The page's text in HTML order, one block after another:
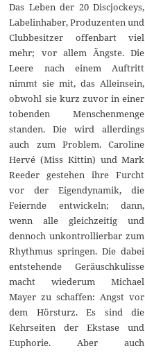
Das Leben der 20 Discjockeys,
Labelinhaber, Produzenten und
Clubbesitzer offenbart viel
mehr; vor allem Ängste. Die
Leere nach einem Auftritt
nimmt sie mit, das Alleinsein,
obwohl sie kurz zuvor in einer
tobenden Menschenmenge
standen. Die wird allerdings
auch zum Problem. Caroline
Hervé (Miss Kittin) und Mark
Reeder gestehen ihre Furcht
vor der Eigendynamik, die
Feiernde entwickeln; dann,
wenn alle gleichzeitig und
dennoch unkontrollierbar zum
Rhythmus springen. Die dabei
entstehende Geräuschkulisse
macht wiederum Michael
Mayer zu schaffen: Angst vor
dem Hörsturz. Es sind die
Kehrseiten der Ekstase und
Euphorie. Aber auch